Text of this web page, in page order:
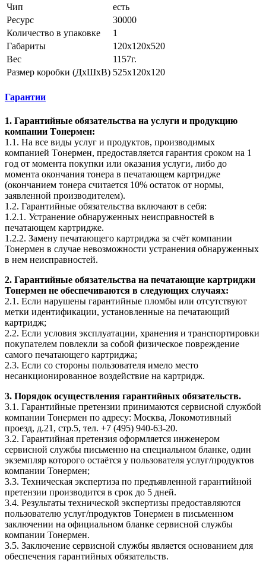
Чип
есть
Ресурс
30000
Количество в упаковке
1
Габариты
120x120x520
Вес
1157г.
Размер коробки (ДхШхВ) 525х120х120
Гарантии
1. Гарантийные обязательства на услуги и продукцию
компании Tонермен:
1.1. На все виды услуг и продуктов, производимых
компанией Tонермен, предоставляется гарантия сроком на 1
год от момента покупки или оказания услуги, либо до
момента окончания тонера в печатающем картридже
(окончанием тонера считается 10% остаток от нормы,
заявленной производителем).
1.2. Гарантийные обязательства включают в себя:
1.2.1. Устранение обнаруженных неисправностей в
печатающем картридже.
1.2.2. Замену печатающего картриджа за счёт компании
Тонермен в случае невозможности устранения обнаруженных
в нем неисправностей.
2. Гарантийные обязательства на печатающие картриджи
Тонермен не обеспечиваются в следующих случаях:
2.1. Если нарушены гарантийные пломбы или отсутствуют
метки идентификации, установленные на печатающий
картридж;
2.2. Если условия эксплуатации, хранения и транспортировки
покупателем повлекли за собой физическое повреждение
самого печатающего картриджа;
2.3. Если со стороны пользователя имело место
несанкционированное воздействие на картридж.
3. Порядок осуществления гарантийных обязательств.
3.1. Гарантийные претензии принимаются сервисной службой
компании Тонермен по адресу: Москва, Локомотивный
проезд, д.21, стр.5, тел. +7 (495) 940-63-20.
3.2. Гарантийная претензия оформляется инженером
сервисной службы письменно на специальном бланке, один
экземпляр которого остаётся у пользователя услуг/продуктов
компании Тонермен;
3.3. Техническая экспертиза по предъявленной гарантийной
претензии производится в срок до 5 дней.
3.4. Результаты технической экспертизы предоставляются
пользователю услуг/продуктов Тонермен в письменном
заключении на официальном бланке сервисной службы
компании Тонермен.
3.5. Заключение сервисной службы является основанием для
обеспечения гарантийных обязательств.